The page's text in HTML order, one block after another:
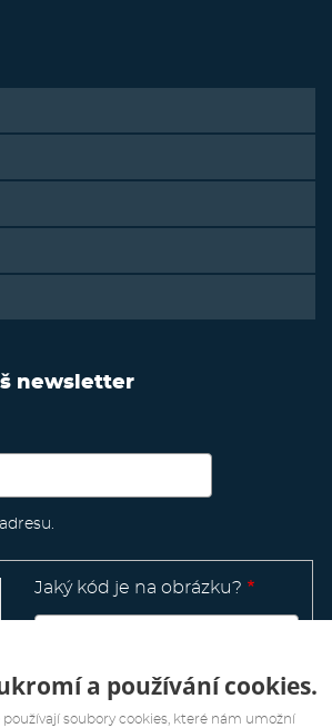
newsletter
Jaký kód je na obrázku?
Manage
existing
a používání cookies.
soubory cookies, které nám umožní